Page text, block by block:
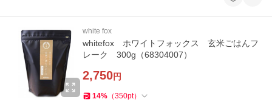
white fox
whitefox ホワイトフォックス 玄米ごはんフ
レーク 300g（68304007）
2,750円
14% （350pt）